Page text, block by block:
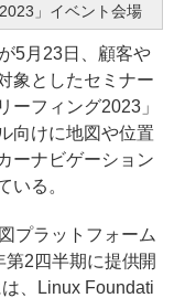
」イベント会場
が5月23日、顧客や
象としたセミナー
ーフィング2023」
向けに地図や位置
ーナビゲーション
いる。
プラットフォーム
第2四半期に提供開
、Linux Foundati